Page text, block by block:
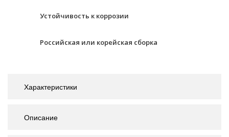
Устойчивость к коррозии
Российская или корейская сборка
Характеристики
Описание